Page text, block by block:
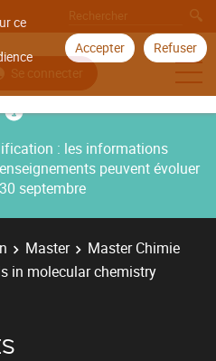
ce
Accepter Refuser
Se connecter
: les informations
peuvent évoluer
septembre
Master
Master Chimie
in molecular chemistry